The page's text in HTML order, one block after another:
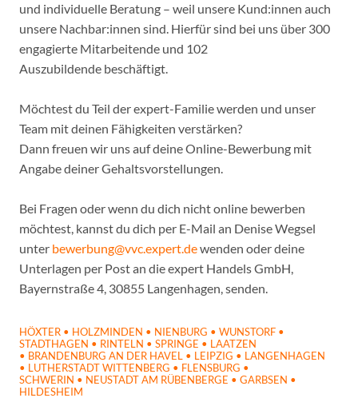
und individuelle Beratung – weil unsere Kund:innen auch
unsere Nachbar:innen sind. Hierfür sind bei uns über 300
engagierte Mitarbeitende und 102
Auszubildende beschäftigt.
Möchtest du Teil der expert-Familie werden und unser
Team mit deinen Fähigkeiten verstärken?
Dann freuen wir uns auf deine Online-Bewerbung mit
Angabe deiner Gehaltsvorstellungen.
Bei Fragen oder wenn du dich nicht online bewerben
möchtest, kannst du dich per E-Mail an Denise Wegsel
unter bewerbung@vvc.expert.dewenden oder deine
Unterlagen per Post an die expert Handels GmbH,
Bayernstraße 4, 30855 Langenhagen, senden.
HÖXTER • HOLZMINDEN • NIENBURG • WUNSTORF •
STADTHAGEN • RINTELN • SPRINGE • LAATZEN
• BRANDENBURG AN DER HAVEL • LEIPZIG • LANGENHAGEN
• LUTHERSTADT WITTENBERG • FLENSBURG •
SCHWERIN • NEUSTADT AM RÜBENBERGE • GARBSEN •
HILDESHEIM